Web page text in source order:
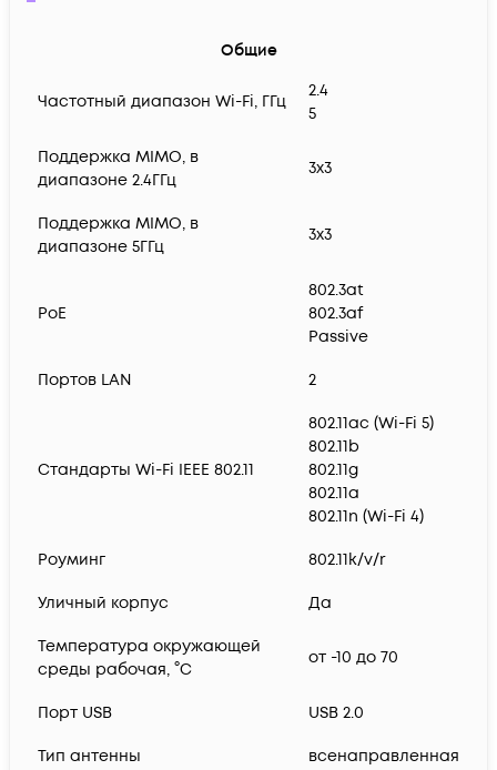
Общие
Частотный диапазон Wi-Fi, ГГц
2.4
5
Поддержка MIMO, в
диапазоне 2.4ГГц
3x3
Поддержка MIMO, в
диапазоне 5ГГц
3x3
PoE
802.3at
802.3af
Passive
Портов LAN 2
Стандарты Wi-Fi IEEE 802.11
802.11ac (Wi-Fi 5)
802.11b
802.11g
802.11a
802.11n (Wi-Fi 4)
Роуминг 802.11k/v/r
Уличный корпус Да
Температура окружающей
среды рабочая, °C
от -10 до 70
Порт USB USB 2.0
Тип антенны всенаправленная